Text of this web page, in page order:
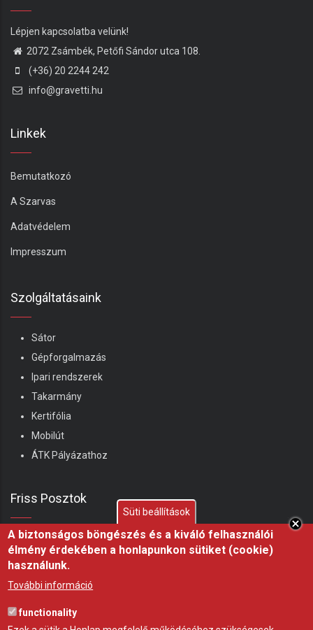
Lépjen kapcsolatba velünk!
2072 Zsámbék, Petőfi Sándor utca 108.
(+36) 20 2244 242
info@gravetti.hu
Linkek
Bemutatkozó
A Szarvas
Adatvédelem
Impresszum
Szolgáltatásaink
Sátor
Gépforgalmazás
Ipari rendszerek
Takarmány
Kertifólia
Mobilút
ÁTK Pályázathoz
Friss Posztok
Shelterall juhhodály – Ha ma kezdenék juhászatba,
ezt építeném meg
Süti beállítások
A biztonságos böngészés és a kiváló felhasználói
élmény érdekében a honlapunkon sütiket (cookie)
használunk.
További információ
functionality